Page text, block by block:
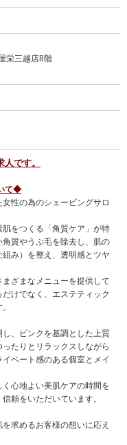
栄三越店8階
です。
て◆
性の為のシェービングサロ
をつくる「角質ケア」が特
質やうぶ毛を除去し、肌の
み）を整え、透明感とツヤ
まざまなメニューを提供して
けでなく、エステティック
、ピンクを基調とした上質
たりとリラックスしながら
ベート感のある個室とメイ
心地よい美肌ケアの時間を
頼をいただいています。
求めるお客様の想いに応え